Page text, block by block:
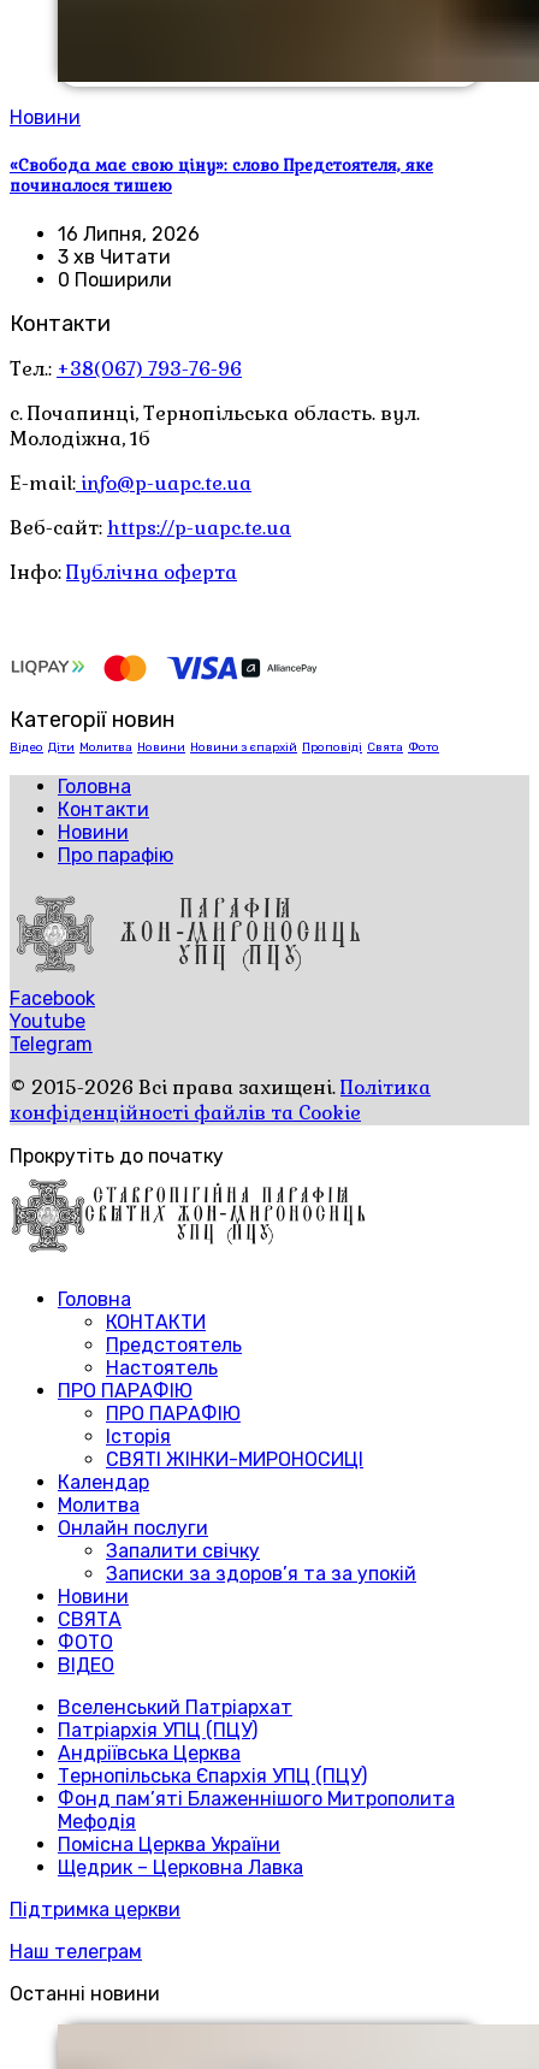
Новини
«Свобода має свою ціну»: слово Предстоятеля, яке
починалося тишею
16 Липня, 2026
3 хв Читати
0 Поширили
Контакти
Тел.: +38(067) 793-76-96
с. Почапинці, Тернопільська область. вул.
Молодіжна, 1б
E-mail: info@p-uapc.te.ua
Веб-сайт: https://p-uapc.te.ua
Інфо:Публічна оферта
Категорії новин
Відео Діти Молитва Новини Новини з єпархій Проповіді Свята Фото
Головна
Контакти
Новини
Про парафію
Facebook
Youtube
Telegram
© 2015-2026 Всі права захищені.Політика
конфіденційності файлів та Cookie
Прокрутіть до початку
Головна
КОНТАКТИ
Предстоятель
Настоятель
ПРО ПАРАФІЮ
ПРО ПАРАФІЮ
Історія
СВЯТІ ЖІНКИ-МИРОНОСИЦІ
Календар
Молитва
Онлайн послуги
Запалити свічку
Записки за здоров’я та за упокій
Новини
СВЯТА
ФОТО
ВІДЕО
Вселенський Патріархат
Патріархія УПЦ (ПЦУ)
Андріївська Церква
Тернопільська Єпархія УПЦ (ПЦУ)
Фонд пам’яті Блаженнішого Митрополита
Мефодія
Помісна Церква України
Щедрик – Церковна Лавка
Підтримка церкви
Наш телеграм
Останні новини